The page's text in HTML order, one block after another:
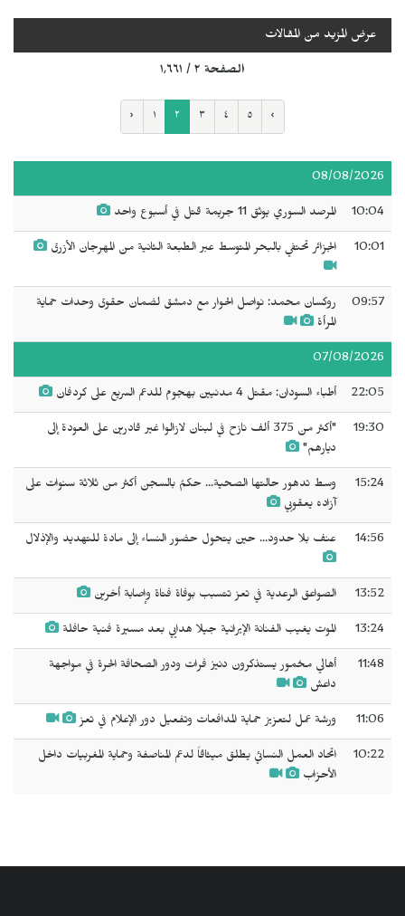
عرض المزيد من المقالات
الصفحة ٢ / ١٬٦٦١
‹ ١ ٢ ٣ ٤ ٥ ›
08/08/2026
10:04 المرصد السوري يوثق 11 جريمة قتل في أسبوع واحد
10:01 الجزائر تحتفي بالبحر المتوسط عبر الطبعة الثانية من المهرجان الأزرق
09:57
روكسان محمد: نواصل الحوار مع دمشق لضمان حقوق وحدات حماية
المرأة
07/08/2026
22:05 أطباء السودان: مقتل 4 مدنيين بهجوم للدعم السريع على كردفان
19:30
"أكثر من 375 ألف نازح في لبنان لازالوا غير قادرين على العودة إلى
ديارهم"
15:24
وسط تدهور حالتها الصحية... حكمٌ بالسجن ‌‌‌أكثر من ثلاثة سنوات على
آزاده يعقوبي
14:56 عنف بلا حدود... حين يتحول حضور النساء إلى مادة للتهديد والإذلال
13:52 الصواعق الرعدية في تعز تتسبب بوفاة فتاة وإصابة أخرين
13:24 الموت يغيب الفنانة الإيرانية جيلا هدايي بعد مسيرة فنية حافلة
11:48
أهالي مخمور يستذكرون دنيز فرات ودور الصحافة الحرة في مواجهة
داعش
11:06 ورشة عمل لتعزيز حماية المدافعات وتفعيل دور الإعلام في تعز
10:22
اتحاد العمل النسائي يطلق ميثاقاً لدعم المناصفة وحماية المغربيات داخل
الأحزاب